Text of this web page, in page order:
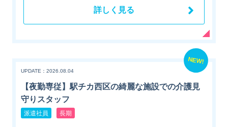
詳しく見る
NEW!
UPDATE：2026.08.04
【夜勤専従】駅チカ西区の綺麗な施設での介護見
守りスタッフ
派遣社員 長期